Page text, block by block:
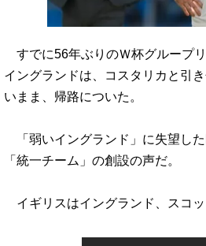
すでに56年ぶりのＷ杯グループ
イングランドは、コスタリカと引
いまま、帰路についた。
「弱いイングランド」に失望した
「統一チーム」の創設の声だ。
イギリスはイングランド、スコ